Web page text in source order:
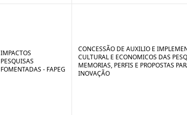
IMPACTOS
PESQUISAS
FOMENTADAS - FAPEG
CONCESSÃO DE AUXILIO E
CULTURAL E ECONOMICOS DAS
MEMORIAS, PERFIS E PROPOSTAS
INOVAÇÃO